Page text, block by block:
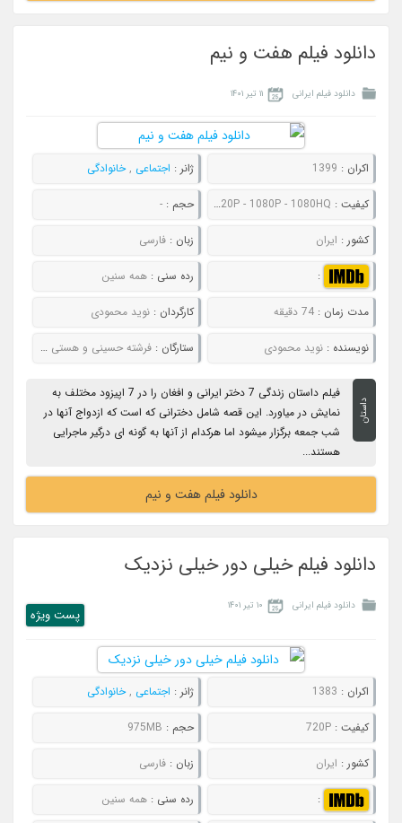
دانلود فیلم هفت و نیم
دانلود فیلم ایرانی ۱۱ تیر ۱۴۰۱
اکران : 1399 ژانر : اجتماعی ,خانوادگی
کیفیت : 480P - 720P - 1080P - 1080HQ حجم : -
کشور : ایران زبان : فارسی
: رده سنی : همه سنین
مدت زمان :74 دقیقه کارگردان : نوید محمودی
نویسنده :نوید محمودی ستارگان : فرشته حسینی و هستی مهدوی
داستان
فیلم داستان زندگی 7 دختر ایرانی و افغان را در 7 اپیزود مختلف به
نمایش در میاورد. این قصه شامل دخترانی که است که ازدواج آنها در
شب جمعه برگزار میشود اما هرکدام از آنها به گونه ای درگیر ماجرایی
هستند...
دانلود فیلم هفت و نیم
دانلود فیلم خیلی دور خیلی نزدیک
دانلود فیلم ایرانی ۱۰ تیر ۱۴۰۱
پست ويژه
اکران : 1383 ژانر : اجتماعی ,خانوادگی
کیفیت :720P حجم : 975MB
کشور : ایران زبان : فارسی
: رده سنی : همه سنین